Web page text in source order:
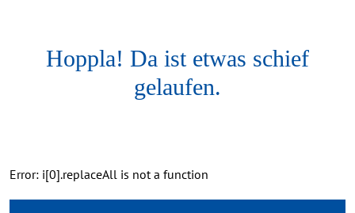
Hoppla! Da ist etwas schief
gelaufen.
Error: i[0].replaceAll is not a function